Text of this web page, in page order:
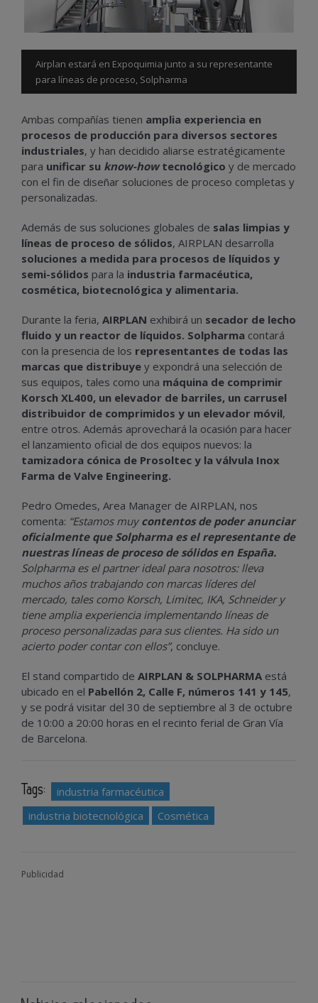
Airplan estará en Expoquimia junto a su representante
para líneas de proceso, Solpharma
Ambas compañías tienen amplia experiencia en
procesos de producción para diversos sectores
industriales, y han decidido aliarse estratégicamente
para unificar su know-howtecnológico y de mercado
con el fin de diseñar soluciones de proceso completas y
personalizadas.
Además de sus soluciones globales de salas limpias y
líneas de proceso de sólidos, AIRPLAN desarrolla
soluciones a medida para procesos de líquidos y
semi-sólidos para la industria farmacéutica,
cosmética, biotecnológica y alimentaria.
Durante la feria, AIRPLAN exhibirá un secador de lecho
fluido y un reactor de líquidos. Solpharma contará
con la presencia de los representantes de todas las
marcas que distribuye y expondrá una selección de
sus equipos, tales como una máquina de comprimir
Korsch XL400, un elevador de barriles, un carrusel
distribuidor de comprimidos y un elevador móvil,
entre otros. Además aprovechará la ocasión para hacer
el lanzamiento oficial de dos equipos nuevos: la
tamizadora cónica de Prosoltec y la válvula Inox
Farma de Valve Engineering.
Pedro Omedes, Area Manager de AIRPLAN, nos
comenta: “Estamos muy contentos de poder anunciar
oficialmente que Solpharma es el representante de
nuestras líneas de proceso de sólidos en España.
Solpharma es el partner ideal para nosotros: lleva
muchos años trabajando con marcas líderes del
mercado, tales como Korsch, Limitec, IKA, Schneider y
tiene amplia experiencia implementando líneas de
proceso personalizadas para sus clientes. Ha sido un
acierto poder contar con ellos”, concluye.
El stand compartido de AIRPLAN & SOLPHARMA está
ubicado en el Pabellón 2, Calle F, números 141 y 145,
y se podrá visitar del 30 de septiembre al 3 de octubre
de 10:00 a 20:00 horas en el recinto ferial de Gran Vía
de Barcelona.
Tags:
industria farmacéutica
industria biotecnológica
Cosmética
Publicidad